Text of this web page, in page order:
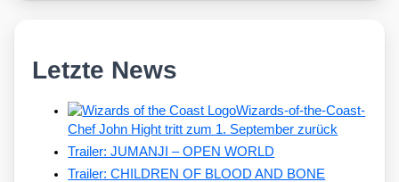
Letzte News
Wizards-of-the-Coast-
Chef John Hight tritt zum 1. September zurück
Trailer: JUMANJI – OPEN WORLD
Trailer: CHILDREN OF BLOOD AND BONE